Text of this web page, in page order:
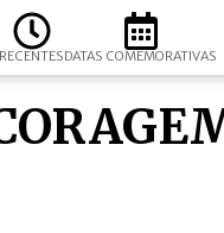
RECENTESDATAS COMEMORATIVAS